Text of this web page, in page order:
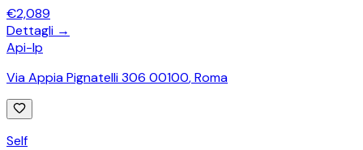
€2,089
Dettagli →
Api-Ip
Via Appia Pignatelli 306 00100,Roma
Self